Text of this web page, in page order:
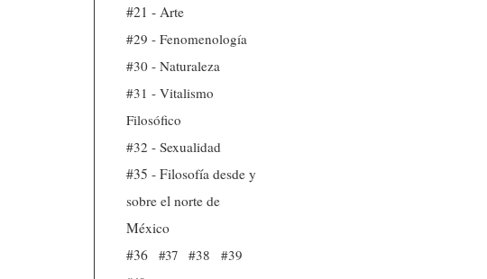
#21 - Arte
#29 - Fenomenología
#30 - Naturaleza
#31 - Vitalismo
Filosófico
#32 - Sexualidad
#35 - Filosofía desde y
sobre el norte de
México
#36
#37 #38
#39